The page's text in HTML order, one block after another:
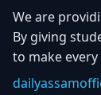
We are
By giving
to make